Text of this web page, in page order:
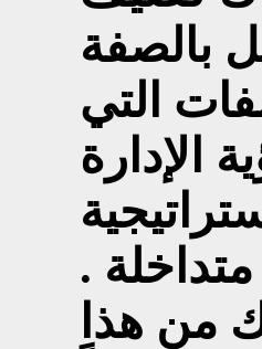
بالصفة
التي
الإدارة
.
من هذا